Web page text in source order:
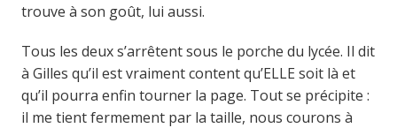
trouve à son goût, lui aussi.
Tous les deux s’arrêtent sous le porche du lycée. Il dit
à Gilles qu’il est vraiment content qu’ELLE soit là et
qu’il pourra enfin tourner la page. Tout se précipite :
il me tient fermement par la taille, nous courons à